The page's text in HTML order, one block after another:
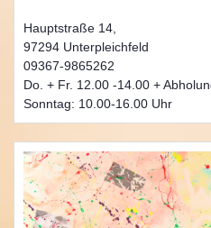
Hauptstraße 14,
97294 Unterpleichfeld
09367-9865262
Do. + Fr. 12.00 -14.00 +
Sonntag: 10.00-16.00 Uhr